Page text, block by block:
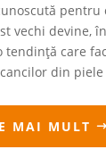
vechi devine,
tendință care
din
MAI MULT